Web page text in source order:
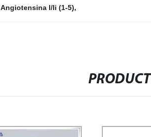
Angiotensina I/Ii (1-5),